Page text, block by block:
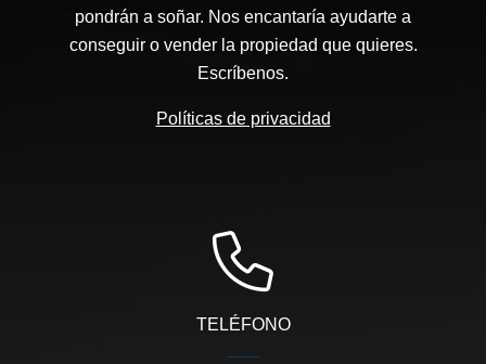
pondrán a soñar. Nos encantaría ayudarte a
conseguir o vender la propiedad que quieres.
Escríbenos.
Políticas de privacidad
TELÉFONO